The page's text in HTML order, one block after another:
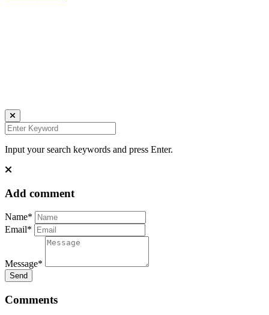
Input your search keywords and press Enter.
Add comment
Name*
Email*
Message*
Send
Comments